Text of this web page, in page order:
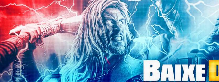
Pular
para
o
conteúdo